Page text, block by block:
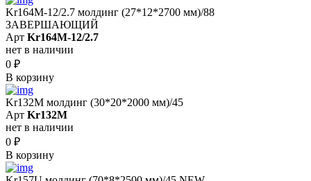
Kr164M-12/2.7 молдинг (27*12*2700 мм)/88
ЗАВЕРШАЮЩИЙ
Арт Kr164M-12/2.7
нет в наличии
0 ₽
В корзину
Kr132M молдинг (30*20*2000 мм)/45
Арт Kr132M
нет в наличии
0 ₽
В корзину